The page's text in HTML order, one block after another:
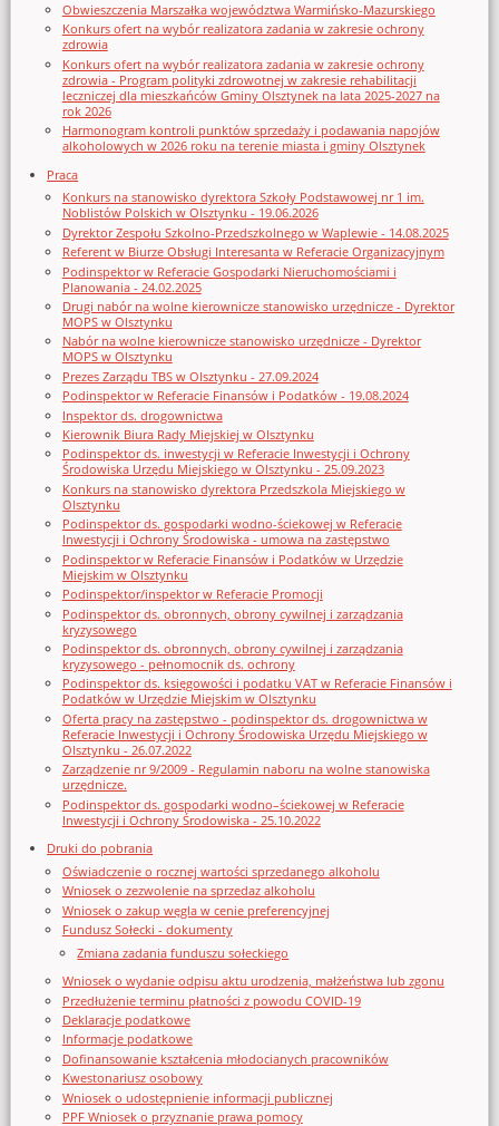
Obwieszczenia Marszałka województwa Warmińsko-Mazurskiego
Konkurs ofert na wybór realizatora zadania w zakresie ochrony
zdrowia
Konkurs ofert na wybór realizatora zadania w zakresie ochrony
zdrowia - Program polityki zdrowotnej w zakresie rehabilitacji
leczniczej dla mieszkańców Gminy Olsztynek na lata 2025-2027 na
rok 2026
Harmonogram kontroli punktów sprzedaży i podawania napojów
alkoholowych w 2026 roku na terenie miasta i gminy Olsztynek
Praca
Konkurs na stanowisko dyrektora Szkoły Podstawowej nr 1 im.
Noblistów Polskich w Olsztynku - 19.06.2026
Dyrektor Zespołu Szkolno-Przedszkolnego w Waplewie - 14.08.2025
Referent w Biurze Obsługi Interesanta w Referacie Organizacyjnym
Podinspektor w Referacie Gospodarki Nieruchomościami i
Planowania - 24.02.2025
Drugi nabór na wolne kierownicze stanowisko urzędnicze - Dyrektor
MOPS w Olsztynku
Nabór na wolne kierownicze stanowisko urzędnicze - Dyrektor
MOPS w Olsztynku
Prezes Zarządu TBS w Olsztynku - 27.09.2024
Podinspektor w Referacie Finansów i Podatków - 19.08.2024
Inspektor ds. drogownictwa
Kierownik Biura Rady Miejskiej w Olsztynku
Podinspektor ds. inwestycji w Referacie Inwestycji i Ochrony
Środowiska Urzędu Miejskiego w Olsztynku - 25.09.2023
Konkurs na stanowisko dyrektora Przedszkola Miejskiego w
Olsztynku
Podinspektor ds. gospodarki wodno-ściekowej w Referacie
Inwestycji i Ochrony Środowiska - umowa na zastępstwo
Podinspektor w Referacie Finansów i Podatków w Urzędzie
Miejskim w Olsztynku
Podinspektor/inspektor w Referacie Promocji
Podinspektor ds. obronnych, obrony cywilnej i zarządzania
kryzysowego
Podinspektor ds. obronnych, obrony cywilnej i zarządzania
kryzysowego - pełnomocnik ds. ochrony
Podinspektor ds. księgowości i podatku VAT w Referacie Finansów i
Podatków w Urzędzie Miejskim w Olsztynku
Oferta pracy na zastępstwo - podinspektor ds. drogownictwa w
Referacie Inwestycji i Ochrony Środowiska Urzędu Miejskiego w
Olsztynku - 26.07.2022
Zarządzenie nr 9/2009 - Regulamin naboru na wolne stanowiska
urzędnicze.
Podinspektor ds. gospodarki wodno–ściekowej w Referacie
Inwestycji i Ochrony Środowiska - 25.10.2022
Druki do pobrania
Oświadczenie o rocznej wartości sprzedanego alkoholu
Wniosek o zezwolenie na sprzedaz alkoholu
Wniosek o zakup węgla w cenie preferencyjnej
Fundusz Sołecki - dokumenty
Zmiana zadania funduszu sołeckiego
Wniosek o wydanie odpisu aktu urodzenia, małżeństwa lub zgonu
Przedłużenie terminu płatności z powodu COVID-19
Deklaracje podatkowe
Informacje podatkowe
Dofinansowanie kształcenia młodocianych pracowników
Kwestonariusz osobowy
Wniosek o udostępnienie informacji publicznej
PPF Wniosek o przyznanie prawa pomocy